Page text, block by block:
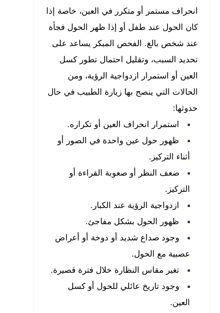
انحراف مستمر أو متكرر في العين، خاصة إذا
كان الحول عند طفل أو إذا ظهر الحول فجأة
عند شخص بالغ. الفحص المبكر يساعد على
تحديد السبب، وتقليل احتمال تطور كسل
العين أو استمرار ازدواجية الرؤية، ومن
الحالات التي ينصح بها زيارة الطبيب في حال
حدوثها:
استمرار انحراف العين أو تكراره.
ظهور حول عين واحدة في الصور أو
أثناء التركيز.
ضعف النظر أو صعوبة القراءة أو
التركيز.
ازدواجية الرؤية عند الكبار.
ظهور الحول بشكل مفاجئ.
وجود صداع شديد أو دوخة أو أعراض
عصبية مع الحول.
تغير مقاس النظارة خلال فترة قصيرة.
وجود تاريخ عائلي للحول أو كسل
العين.